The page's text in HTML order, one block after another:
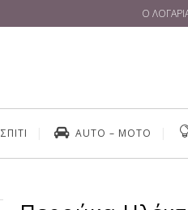
Ο
ΣΠΙΤΙ AUTO – MOTO